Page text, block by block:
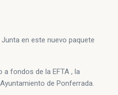
en este nuevo paquete
fondos de la EFTA , la
de Ponferrada.